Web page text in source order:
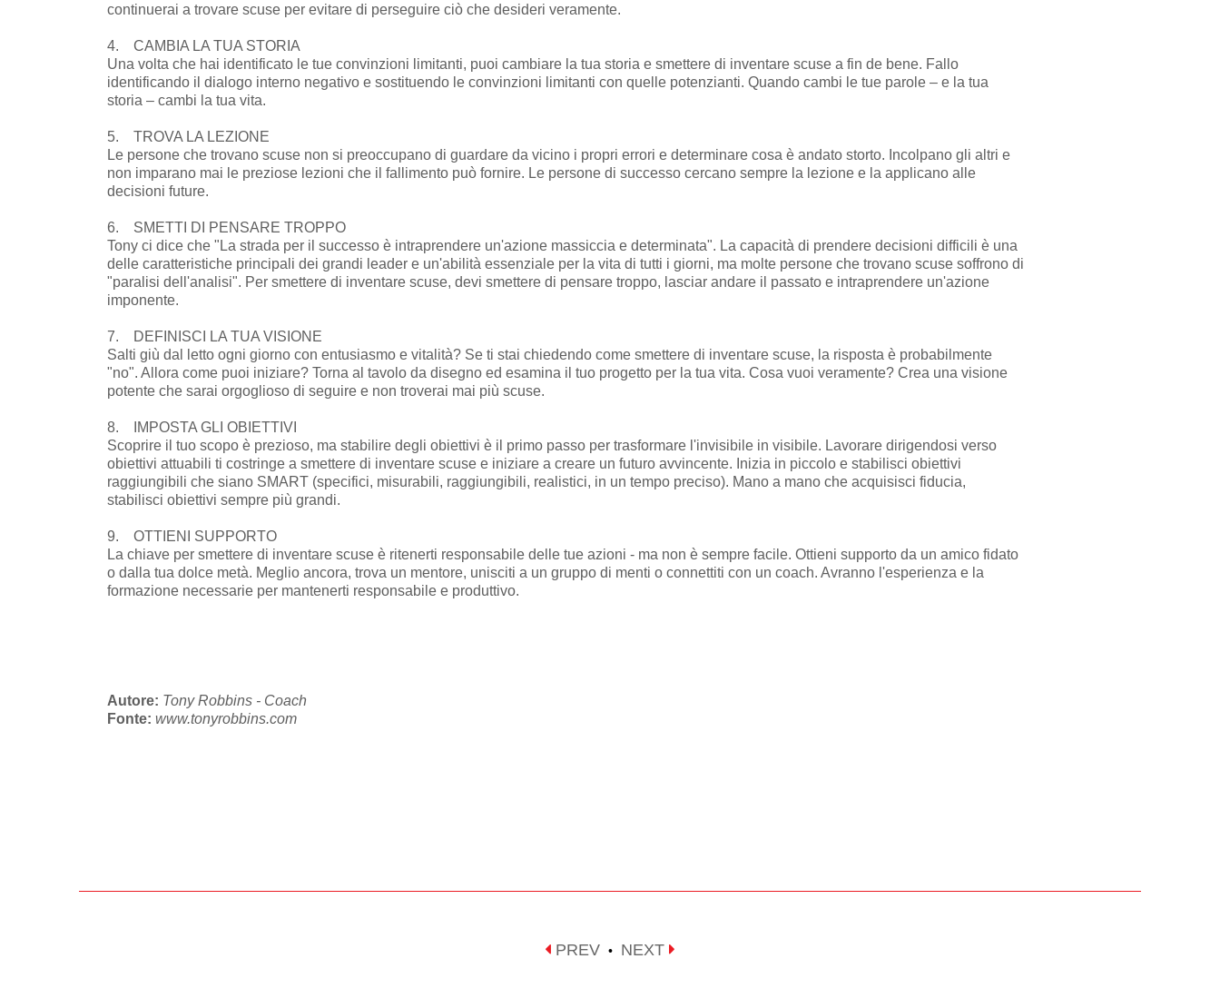
continuerai a trovare scuse per evitare di perseguire ciò che desideri veramente.
4. CAMBIA LA TUA STORIA
Una volta che hai identificato le tue convinzioni limitanti, puoi cambiare la tua storia e smettere di inventare scuse a fin de bene. Fallo
identificando il dialogo interno negativo e sostituendo le convinzioni limitanti con quelle potenzianti. Quando cambi le tue parole – e la tua
storia – cambi la tua vita.
5. TROVA LA LEZIONE
Le persone che trovano scuse non si preoccupano di guardare da vicino i propri errori e determinare cosa è andato storto. Incolpano gli altri e
non imparano mai le preziose lezioni che il fallimento può fornire. Le persone di successo cercano sempre la lezione e la applicano alle
decisioni future.
6. SMETTI DI PENSARE TROPPO
Tony ci dice che "La strada per il successo è intraprendere un'azione massiccia e determinata". La capacità di prendere decisioni difficili è una
delle caratteristiche principali dei grandi leader e un'abilità essenziale per la vita di tutti i giorni, ma molte persone che trovano scuse soffrono di
"paralisi dell'analisi". Per smettere di inventare scuse, devi smettere di pensare troppo, lasciar andare il passato e intraprendere un'azione
imponente.
7. DEFINISCI LA TUA VISIONE
Salti giù dal letto ogni giorno con entusiasmo e vitalità? Se ti stai chiedendo come smettere di inventare scuse, la risposta è probabilmente
"no". Allora come puoi iniziare? Torna al tavolo da disegno ed esamina il tuo progetto per la tua vita. Cosa vuoi veramente? Crea una visione
potente che sarai orgoglioso di seguire e non troverai mai più scuse.
8. IMPOSTA GLI OBIETTIVI
Scoprire il tuo scopo è prezioso, ma stabilire degli obiettivi è il primo passo per trasformare l'invisibile in visibile. Lavorare dirigendosi verso
obiettivi attuabili ti costringe a smettere di inventare scuse e iniziare a creare un futuro avvincente. Inizia in piccolo e stabilisci obiettivi
raggiungibili che siano SMART (specifici, misurabili, raggiungibili, realistici, in un tempo preciso). Mano a mano che acquisisci fiducia,
stabilisci obiettivi sempre più grandi.
9. OTTIENI SUPPORTO
La chiave per smettere di inventare scuse è ritenerti responsabile delle tue azioni - ma non è sempre facile. Ottieni supporto da un amico fidato
o dalla tua dolce metà. Meglio ancora, trova un mentore, unisciti a un gruppo di menti o connettiti con un coach. Avranno l'esperienza e la
formazione necessarie per mantenerti responsabile e produttivo.
Autore: Tony Robbins - Coach
Fonte: www.tonyrobbins.com
PREV • NEXT